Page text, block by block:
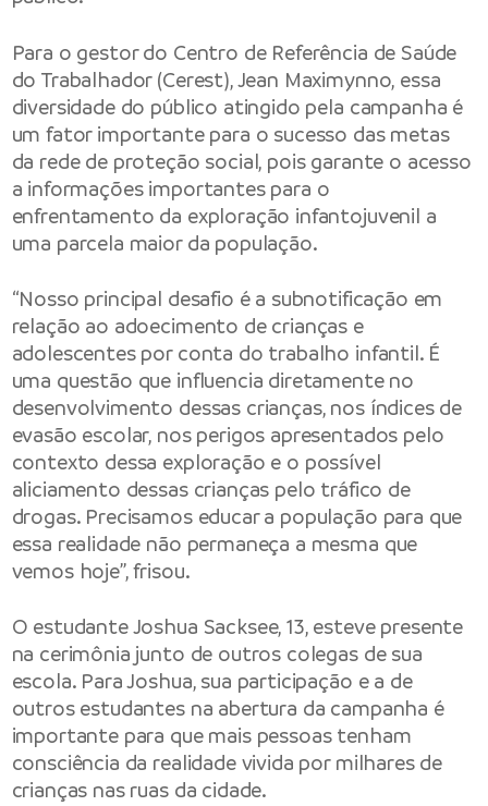
Para o gestor do Centro de Referência de Saúde
do Trabalhador (Cerest), Jean Maximynno, essa
diversidade do público atingido pela campanha é
um fator importante para o sucesso das metas
da rede de proteção social, pois garante o acesso
a informações importantes para o
enfrentamento da exploração infantojuvenil a
uma parcela maior da população.
“Nosso principal desafio é a subnotificação em
relação ao adoecimento de crianças e
adolescentes por conta do trabalho infantil. É
uma questão que influencia diretamente no
desenvolvimento dessas crianças, nos índices de
evasão escolar, nos perigos apresentados pelo
contexto dessa exploração e o possível
aliciamento dessas crianças pelo tráfico de
drogas. Precisamos educar a população para que
essa realidade não permaneça a mesma que
vemos hoje”, frisou.
O estudante Joshua Sacksee, 13, esteve presente
na cerimônia junto de outros colegas de sua
escola. Para Joshua, sua participação e a de
outros estudantes na abertura da campanha é
importante para que mais pessoas tenham
consciência da realidade vivida por milhares de
crianças nas ruas da cidade.